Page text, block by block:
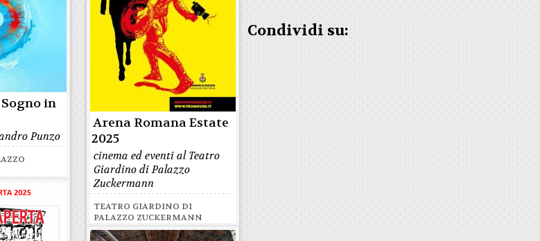
Arena Romana Estate
2025
cinema ed eventi al Teatro
Giardino di Palazzo
Zuckermann
TEATRO GIARDINO DI
PALAZZO ZUCKERMANN
in
Punzo
Condividi su: